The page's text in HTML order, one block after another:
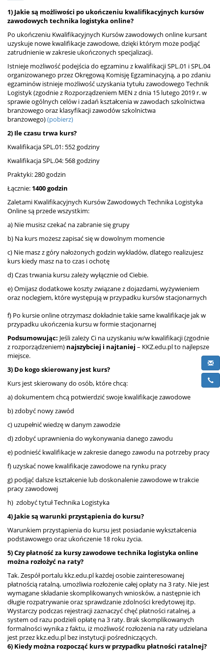
1) Jakie są możliwości po ukończeniu kwalifikacyjnych kursów
zawodowych technika logistyka online?
Po ukończeniu Kwalifikacyjnych Kursów zawodowych online kursant
uzyskuje nowe kwalifikacje zawodowe, dzięki którym może podjąć
zatrudnienie w zakresie ukończonych specjalizacji.
Istnieje możliwość podejścia do egzaminu z kwalifikacji SPL.01 i SPL.04
organizowanego przez Okręgową Komisję Egzaminacyjną, a po zdaniu
egzaminów istnieje możliwość uzyskania tytułu zawodowego Technik
Logistyk (zgodnie z Rozporządzeniem MEN z dnia 15 lutego 2019 r. w
sprawie ogólnych celów i zadań kształcenia w zawodach szkolnictwa
branżowego oraz klasyfikacji zawodów szkolnictwa
branżowego)(pobierz)
2) Ile czasu trwa kurs?
Kwalifikacja SPL.01: 552 godziny
Kwalifikacja SPL.04: 568 godziny
Praktyki: 280 godzin
Łącznie: 1400 godzin
Zaletami Kwalifikacyjnych Kursów Zawodowych Technika Logistyka
Online są przede wszystkim:
a) Nie musisz czekać na zabranie się grupy
b) Na kurs możesz zapisać się w dowolnym momencie
c) Nie masz z góry nałożonych godzin wykładów, dlatego realizujesz
kurs kiedy masz na to czas i ochotę
d) Czas trwania kursu zależy wyłącznie od Ciebie.
e) Omijasz dodatkowe koszty związane z dojazdami, wyżywieniem
oraz noclegiem, które występują w przypadku kursów stacjonarnych
f) Po kursie online otrzymasz dokładnie takie same kwalifikacje jak w
przypadku ukończenia kursu w formie stacjonarnej
Podsumowując: Jeśli zależy Ci na uzyskaniu w/w kwalifikacji (zgodnie
z rozporządzeniem) najszybciej i najtaniej – KKZ.edu.pl to najlepsze
miejsce.
3) Do kogo skierowany jest kurs?
Kurs jest skierowany do osób, które chcą:
a) dokumentem chcą potwierdzić swoje kwalifikacje zawodowe
b) zdobyć nowy zawód
c) uzupełnić wiedzę w danym zawodzie
d) zdobyć uprawnienia do wykonywania danego zawodu
e) podnieść kwalifikacje w zakresie danego zawodu na potrzeby pracy
f) uzyskać nowe kwalifikacje zawodowe na rynku pracy
g) podjąć dalsze kształcenie lub doskonalenie zawodowe w trakcie
pracy zawodowej
h) zdobyć tytuł Technika Logistyka
4) Jakie są warunki przystąpienia do kursu?
Warunkiem przystąpienia do kursu jest posiadanie wykształcenia
podstawowego oraz ukończenie 18 roku życia.
5) Czy płatność za kursy zawodowe technika logistyka online
można rozłożyć na raty?
Tak. Zespół portalu kkz.edu.pl każdej osobie zainteresowanej
płatnością ratalną, umożliwia rozłożenie całej opłaty na 3 raty. Nie jest
wymagane składanie skomplikowanych wniosków, a następnie ich
długie rozpatrywanie oraz sprawdzanie zdolności kredytowej itp.
Wystarczy podczas rejestracji zaznaczyć chęć płatności ratalnej, a
system od razu podzieli opłatę na 3 raty. Brak skomplikowanych
formalności wynika z faktu, iż możliwość rozłożenia na raty udzielana
jest przez kkz.edu.pl bez instytucji pośredniczących.
6) Kiedy można rozpocząć kurs w przypadku płatności ratalnej?